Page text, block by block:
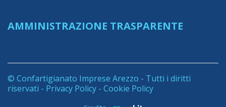
AMMINISTRAZIONE TRASPARENTE
© Confartigianato Imprese Arezzo - Tutti i diritti
riservati - Privacy Policy - Cookie Policy